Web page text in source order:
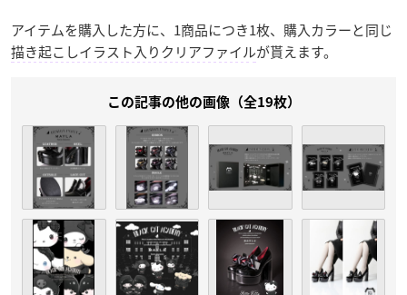
アイテムを購入した方に、1商品につき1枚、購入カラーと同じ
描き起こしイラスト入りクリアファイルが貰えます。
この記事の他の画像（全19枚）